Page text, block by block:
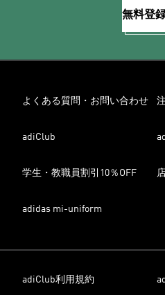
無料登
よくある質問・お問い合わせ
adiClub
学生・教職員割引10％OFF
adidas mi-uniform
adiClub利用規約